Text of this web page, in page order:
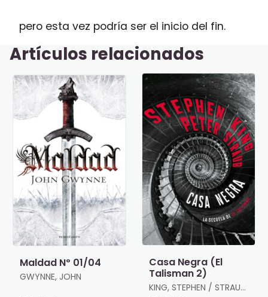
pero esta vez podría ser el inicio del fin.
Artículos relacionados
Maldad Nº 01/04
GWYNNE, JOHN
Casa Negra (El
Talisman 2)
KING, STEPHEN / STRAUB,